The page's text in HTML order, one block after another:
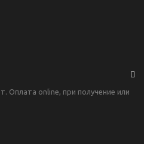
Оплата online, при получение или